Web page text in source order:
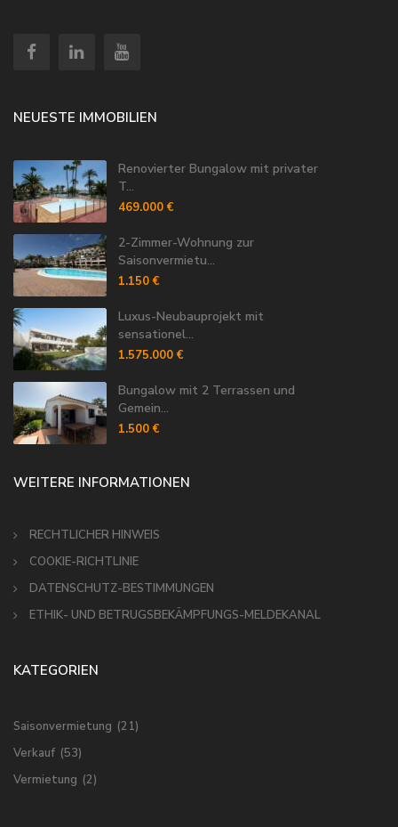
NEUESTE IMMOBILIEN
Renovierter Bungalow mit privater
T...
469.000 €
2-Zimmer-Wohnung zur
Saisonvermietu...
1.150 €
Luxus-Neubauprojekt mit
sensationel...
1.575.000 €
Bungalow mit 2 Terrassen und
Gemein...
1.500 €
WEITERE INFORMATIONEN
RECHTLICHER HINWEIS
COOKIE-RICHTLINIE
DATENSCHUTZ-BESTIMMUNGEN
ETHIK- UND BETRUGSBEKÄMPFUNGS-MELDEKANAL
KATEGORIEN
Saisonvermietung (21)
Verkauf (53)
Vermietung (2)